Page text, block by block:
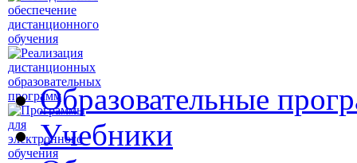
Образовательные
Учебники